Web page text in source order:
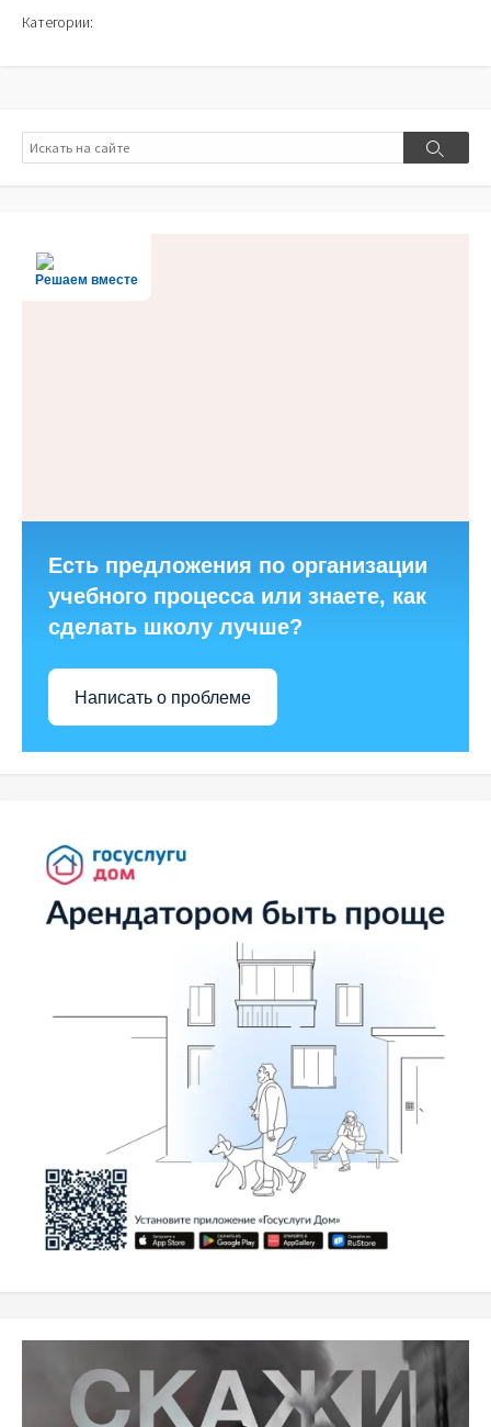
Категории:
Поиск
Поиск
Решаем вместе
Есть предложения по организации
учебного процесса или знаете, как
сделать школу лучше?
Написать о проблеме